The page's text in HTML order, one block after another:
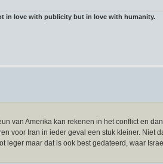
in love with publicity but in love with humanity.
van Amerika kan rekenen in het conflict en
voor Iran in ieder geval een stuk kleiner. Niet
leger maar dat is ook best gedateerd, waar